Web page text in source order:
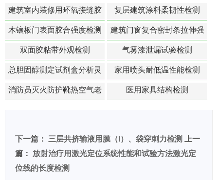
建筑室内装修用环氧接缝胶
苯含量检测
复层建筑涂料柔韧性检测
木镶板门表面胶合强度检测
建筑门窗复合密封条拉伸强
度-硬质塑料材料检测
双面胶粘带外观检测 气雾漆泄漏试验检测
总胆固醇测定试剂盒分析灵
敏度检测
家用喷头耐低温性能检测
消防员灭火防护靴热空气老
医用家具结构检测
下一篇： 三层共挤输液用膜（I）、袋穿刺力检测
上一
篇： 放射治疗用激光定位系统性能和试验方法激光定
位线的长度检测